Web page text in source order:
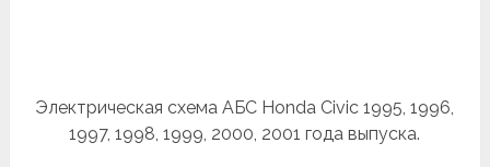
Электрическая схема АБС Honda Civic 1995, 1996,
1997, 1998, 1999, 2000, 2001 года выпуска.